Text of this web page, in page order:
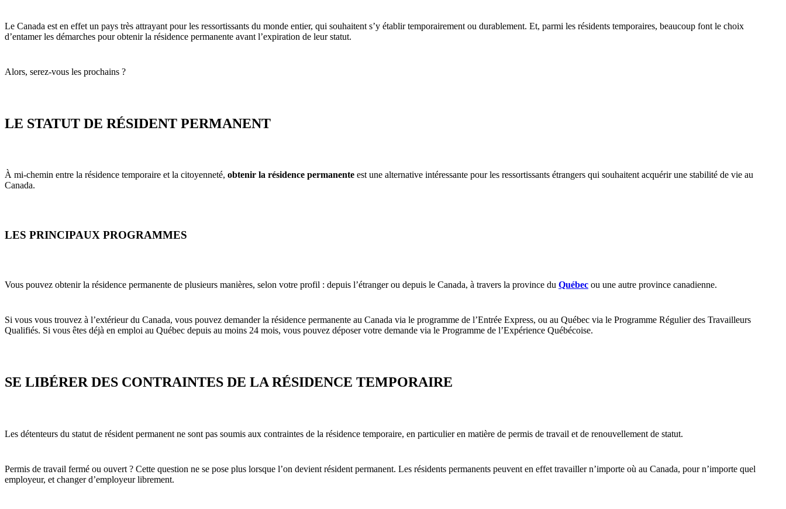
Le Canada est en effet un pays très attrayant pour les ressortissants du monde entier, qui souhaitent s’y établir temporairement ou durablement. Et, parmi les résidents temporaires, beaucoup font le choix
d’entamer les démarches pour obtenir la résidence permanente avant l’expiration de leur statut.
Alors, serez-vous les prochains ?
LE STATUT DE RÉSIDENT PERMANENT
À mi-chemin entre la résidence temporaire et la citoyenneté, obtenir la résidence permanente est une alternative intéressante pour les ressortissants étrangers qui souhaitent acquérir une stabilité de vie au
Canada.
LES PRINCIPAUX PROGRAMMES
Vous pouvez obtenir la résidence permanente de plusieurs manières, selon votre profil : depuis l’étranger ou depuis le Canada, à travers la province du Québec ou une autre province canadienne.
Si vous vous trouvez à l’extérieur du Canada, vous pouvez demander la résidence permanente au Canada via le programme de l’Entrée Express, ou au Québec via le Programme Régulier des Travailleurs
Qualifiés. Si vous êtes déjà en emploi au Québec depuis au moins 24 mois, vous pouvez déposer votre demande via le Programme de l’Expérience Québécoise.
SE LIBÉRER DES CONTRAINTES DE LA RÉSIDENCE TEMPORAIRE
Les détenteurs du statut de résident permanent ne sont pas soumis aux contraintes de la résidence temporaire, en particulier en matière de permis de travail et de renouvellement de statut.
Permis de travail fermé ou ouvert ? Cette question ne se pose plus lorsque l’on devient résident permanent. Les résidents permanents peuvent en effet travailler n’importe où au Canada, pour n’importe quel
employeur, et changer d’employeur librement.